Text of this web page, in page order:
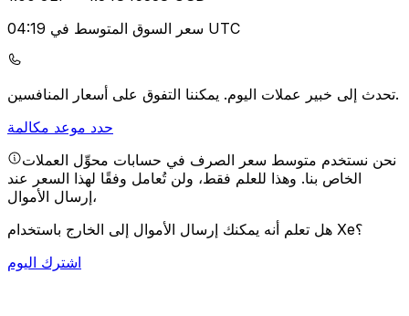
سعر السوق المتوسط في 04:19 UTC
تحدث إلى خبير عملات اليوم.يمكننا التفوق على أسعار المنافسين.
حدد موعد مكالمة
نحن نستخدم متوسط سعر الصرف في حسابات محوِّل العملات
الخاص بنا. وهذا للعلم فقط، ولن تُعامل وفقًا لهذا السعر عند
إرسال الأموال،
هل تعلم أنه يمكنك إرسال الأموال إلى الخارج باستخدام Xe؟
اشترك اليوم